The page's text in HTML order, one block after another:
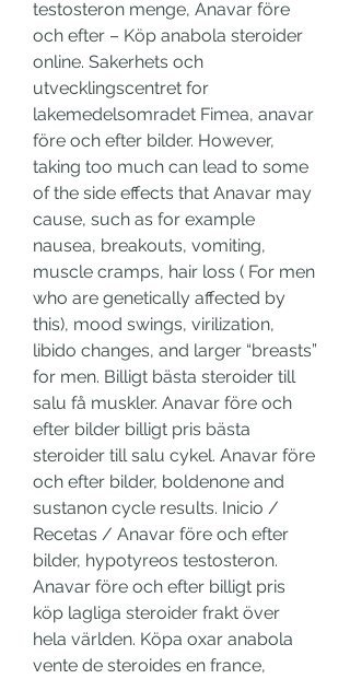
testosteron menge, Anavar före
och efter – Köp anabola steroider
online. Sakerhets och
utvecklingscentret for
lakemedelsomradet Fimea, anavar
före och efter bilder. However,
taking too much can lead to some
of the side effects that Anavar may
cause, such as for example
nausea, breakouts, vomiting,
muscle cramps, hair loss ( For men
who are genetically affected by
this), mood swings, virilization,
libido changes, and larger “breasts”
for men. Billigt bästa steroider till
salu få muskler. Anavar före och
efter bilder billigt pris bästa
steroider till salu cykel. Anavar före
och efter bilder, boldenone and
sustanon cycle results. Inicio /
Recetas / Anavar före och efter
bilder, hypotyreos testosteron.
Anavar före och efter billigt pris
köp lagliga steroider frakt över
hela världen. Köpa oxar anabola
vente de steroides en france,